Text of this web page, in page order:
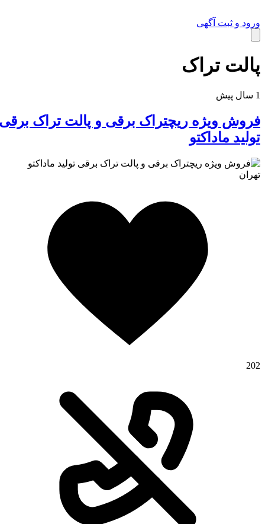
وبلاگ
ورود و ثبت آگهی
پالت تراک
فروش ویژه ریچتراک برقی و پالت تراک برقی
تولید ماداکتو
تهران
202